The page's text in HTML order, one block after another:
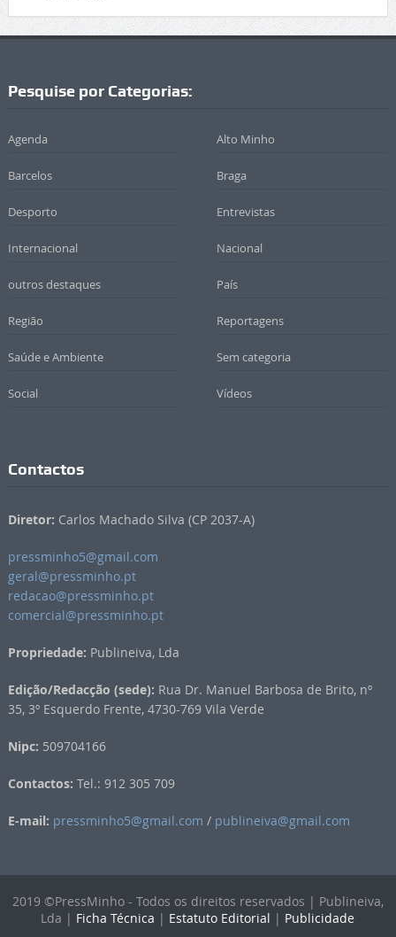
Pesquise por Categorias:
Agenda Alto Minho
Barcelos Braga
Desporto Entrevistas
Internacional Nacional
outros destaques País
Região Reportagens
Saúde e Ambiente Sem categoria
Social Vídeos
Contactos
Diretor: Carlos Machado Silva (CP 2037-A)
pressminho5@gmail.com
geral@pressminho.pt
redacao@pressminho.pt
comercial@pressminho.pt
Propriedade: Publineiva, Lda
Edição/Redacção (sede): Rua Dr. Manuel Barbosa de Brito, nº
35, 3º Esquerdo Frente, 4730-769 Vila Verde
Nipc: 509704166
Contactos: Tel.: 912 305 709
E-mail: pressminho5@gmail.com / publineiva@gmail.com
2019 ©PressMinho - Todos os direitos reservados | Publineiva,
Lda | Ficha Técnica | Estatuto Editorial | Publicidade